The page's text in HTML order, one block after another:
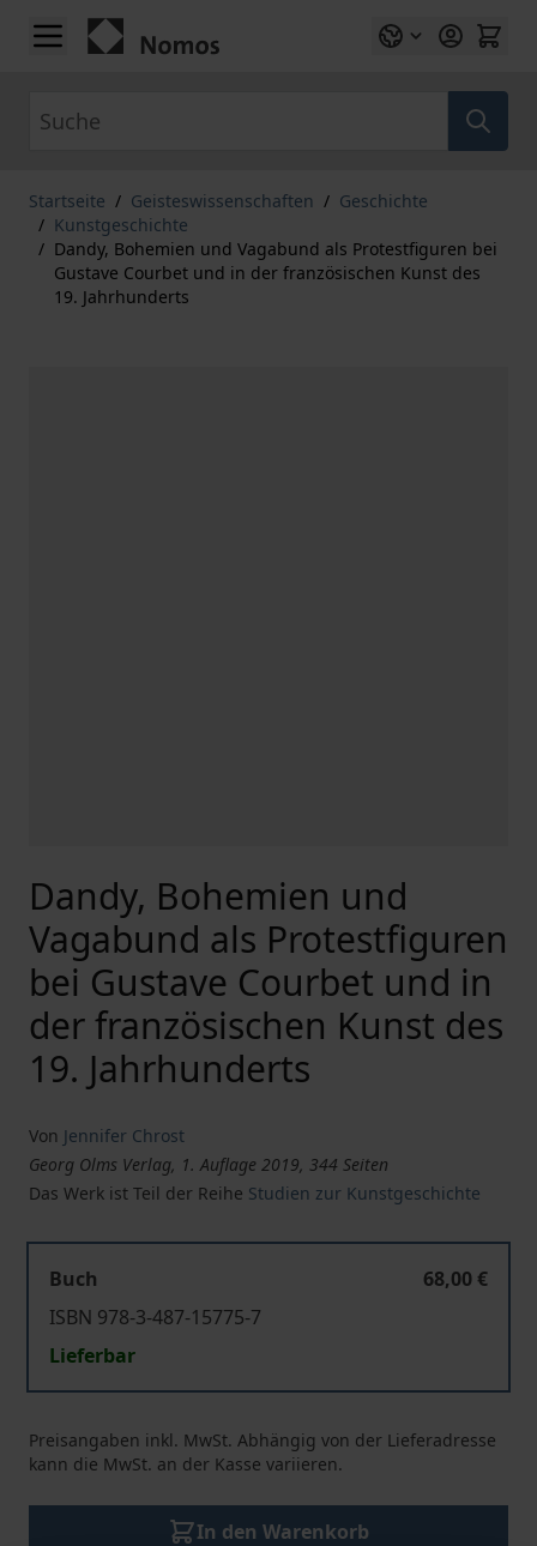
Zum Inhalt springen
Startseite / Geisteswissenschaften / Geschichte
/ Kunstgeschichte
/ Dandy, Bohemien und Vagabund als Protestfiguren bei
Gustave Courbet und in der französischen Kunst des
19. Jahrhunderts
Dandy, Bohemien und
Vagabund als Protestfiguren
bei Gustave Courbet und in
der französischen Kunst des
19. Jahrhunderts
Von Jennifer Chrost
Georg Olms Verlag, 1. Auflage 2019, 344 Seiten
Das Werk ist Teil der Reihe Studien zur Kunstgeschichte
Buch
68,00 €
ISBN 978-3-487-15775-7
Lieferbar
Preisangaben inkl. MwSt. Abhängig von der Lieferadresse
kann die MwSt. an der Kasse variieren.
In den Warenkorb